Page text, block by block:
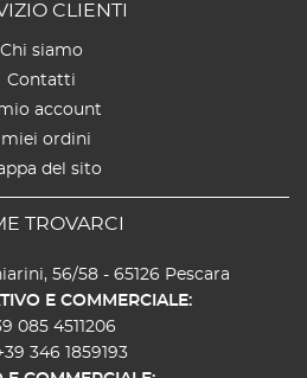
CLIENTI
Chi siamo
Contatti
mio account
I miei ordini
del sito
TROVARCI
56/58 - 65126 Pescara
E COMMERCIALE:
085 4511206
346 1859193